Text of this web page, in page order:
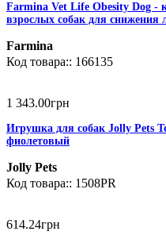
Farmina Vet Life Obesity Dog -
взрослых собак для снижения
Farmina
166135
1 343.00грн
Игрушка для собак Jolly Pets
фиолетовый
Jolly Pets
1508PR
614.24грн